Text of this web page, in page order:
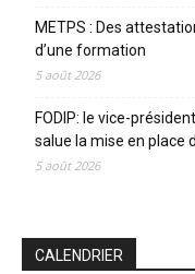
METPS : Des
d’une formation
5 août 2026
FODIP: le vice-
salue la mise en place
5 août 2026
CALENDRIER